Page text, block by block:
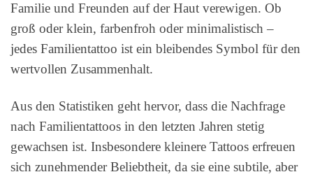
Familie und Freunden auf der Haut verewigen. Ob
groß oder klein, farbenfroh oder minimalistisch –
jedes Familientattoo ist ein bleibendes Symbol für den
wertvollen Zusammenhalt.
Aus den Statistiken geht hervor, dass die Nachfrage
nach Familientattoos in den letzten Jahren stetig
gewachsen ist. Insbesondere kleinere Tattoos erfreuen
sich zunehmender Beliebtheit, da sie eine subtile, aber